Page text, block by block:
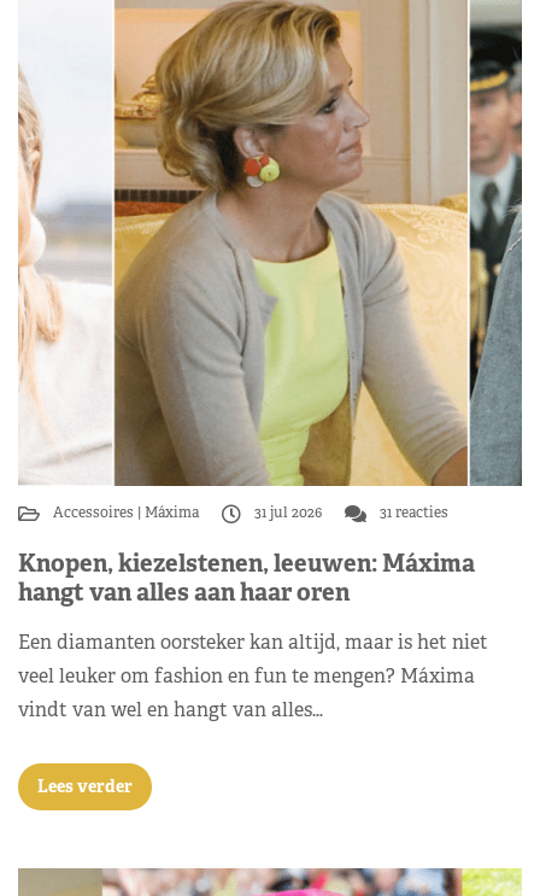
Accessoires Máxima 31 jul 2026 31 reacties
Knopen, kiezelstenen, leeuwen: Máxima
hangt van alles aan haar oren
Een diamanten oorsteker kan altijd, maar is het niet
veel leuker om fashion en fun te mengen? Máxima
vindt van wel en hangt van alles…
Lees verder